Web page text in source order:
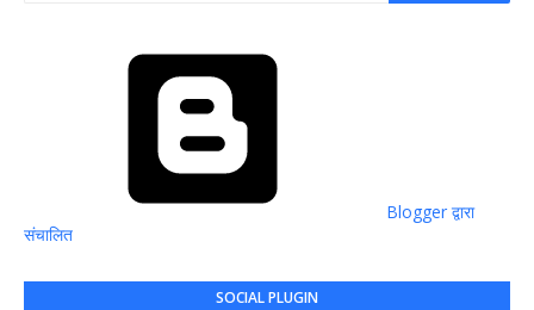
Blogger द्वारा
संचालित
SOCIAL PLUGIN